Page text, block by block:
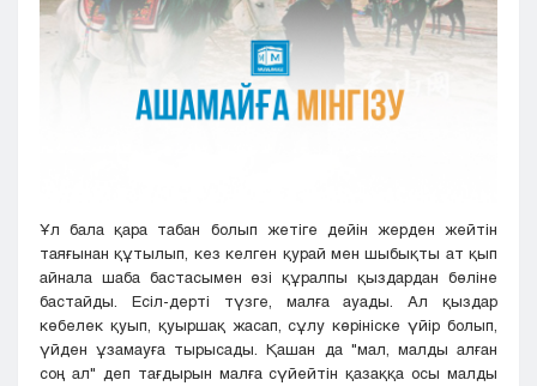
Тараз
Туркестан
Усть-Каменогорск
Ұл бала қара табан болып жетіге дейін жерден жейтін
таяғынан құтылып, кез келген қурай мен шыбықты ат қып
айнала шаба бастасымен өзі құралпы қыздардан бөліне
бастайды. Есіл-дерті түзге, малға ауады. Ал қыздар
көбелек қуып, қуыршақ жасап, сұлу көрініске үйір болып,
үйден ұзамауға тырысады. Қашан да "мал, малды алған
соң ал" деп тағдырын малға сүйейтін қазаққа осы малды